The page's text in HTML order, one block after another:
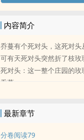
内容简介
乔蔓有个死对头，这死对
可有天死对头突然折了枝
死对头：这一整个庄园的玫
乔蔓：……
请问死对头脑子坏掉了怎
最新章节
分卷阅读79